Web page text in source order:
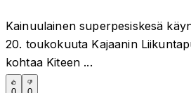
Kainuulainen superpesiskesä
20. toukokuuta Kajaanin
kohtaa Kiteen ...